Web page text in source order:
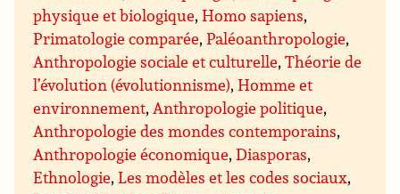
physique et biologique,Homo sapiens,
Primatologie comparée,Paléoanthropologie,
Anthropologie sociale et culturelle,Théorie de
l’évolution (évolutionnisme),Homme et
environnement, Anthropologie politique,
Anthropologie des mondes contemporains,
Anthropologie économique,Diasporas,
Ethnologie,Les modèles et les codes sociaux,